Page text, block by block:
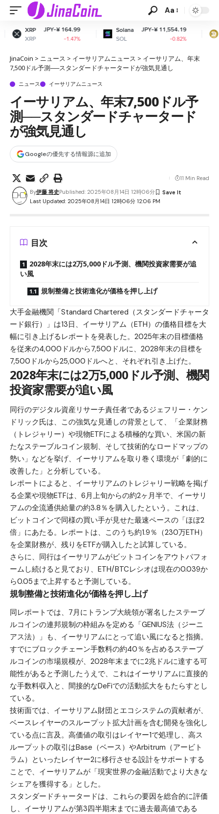
Aa
¥ 164.99
-1.47%
Solana
SOL
JPY-¥ 11,554.19
-0.82%
Dogecoin
DOGE
JPY-
JinaCoin > ニュース > イーサリアムニュース > イーサリアム、年末
7,500ドル予測──スタンダードチャータードが強気見通し
ニュース イーサリアムニュース
イーサリアム、年末7,500ドル予
測──スタンダードチャータード
が強気見通し
Googleの優先する情報源に追加
Last Updated: 2025年08月14日 12時06分 12:06 PM
By伊藤 将史Published: 2025年08月14日 12時06分
11 Min Read
目次
2028年末には2万5,000ドル予測、機関投資家需要が追
い風
規制整備と技術進化が価格を押し上げ
大手金融機関「Standard Chartered（スタンダードチャータ
ード銀行）」は13日、 イーサリアム（ETH） の価格目標を大
幅に引き上げるレポートを発表した。2025年末の目標価格
を従来の4,000ドルから7,500ドルに、2028年末の目標を
7,500ドルから25,000ドルへと、それぞれ引き上げた。
2028年末には2万5,000ドル予測、機関
投資家需要が追い風
同行のデジタル資産リサーチ責任者であるジェフリー・ケン
ドリック氏は、この強気な見通しの背景として、「企業財務
（トレジャリー）や現物ETFによる積極的な買い、米国の新
たなステーブルコイン規制、そして技術的なロードマップの
勢い」などを挙げ、イーサリアムを取り巻く環境が「劇的に
改善した」と分析している。
レポートによると、イーサリアムのトレジャリー戦略を掲げ
る企業や現物ETFは、6月上旬からの約2ヶ月半で、イーサリ
アムの全流通供給量の約3.8％を購入したという。これは、
ビットコインで同様の買い手が見せた最速ペースの「ほぼ2
倍」にあたる。レポートは、このうち約1.9％（230万ETH）
を企業財務が、残りをETFが購入したと試算している。
さらに、同行はイーサリアムがビットコインをアウトパフォ
ームし続けると見ており、ETH/BTCレシオは現在の0.039か
ら0.05まで上昇すると予測している。
規制整備と技術進化が価格を押し上げ
同レポートでは、7月にトランプ大統領が署名したステーブ
ルコインの連邦規制の枠組みを定める「GENIUS法（ジーニ
アス法）」も、イーサリアムにとって追い風になると指摘。
すでにブロックチェーン手数料の約40％を占めるステーブ
ルコインの市場規模が、2028年末までに2兆ドルに達する可
能性があると予測したうえで、これはイーサリアムに直接的
な手数料収入と、間接的なDeFiでの活動拡大をもたらすとし
ている。
技術面では、イーサリアム財団とエコシステムの貢献者が、
ベースレイヤーのスループット拡大計画を含む開発を強化し
ている点に言及。高価値の取引はレイヤー1で処理し、高ス
ループットの取引はBase（ベース）やArbitrum（アービト
ラム）といったレイヤー2に移行させる設計をサポートする
ことで、イーサリアムが「現実世界の金融活動でより大きな
シェアを獲得する」とした。
スタンダードチャータードは、これらの要因を総合的に評価
し、イーサリアムが第3四半期末までに過去最高値である